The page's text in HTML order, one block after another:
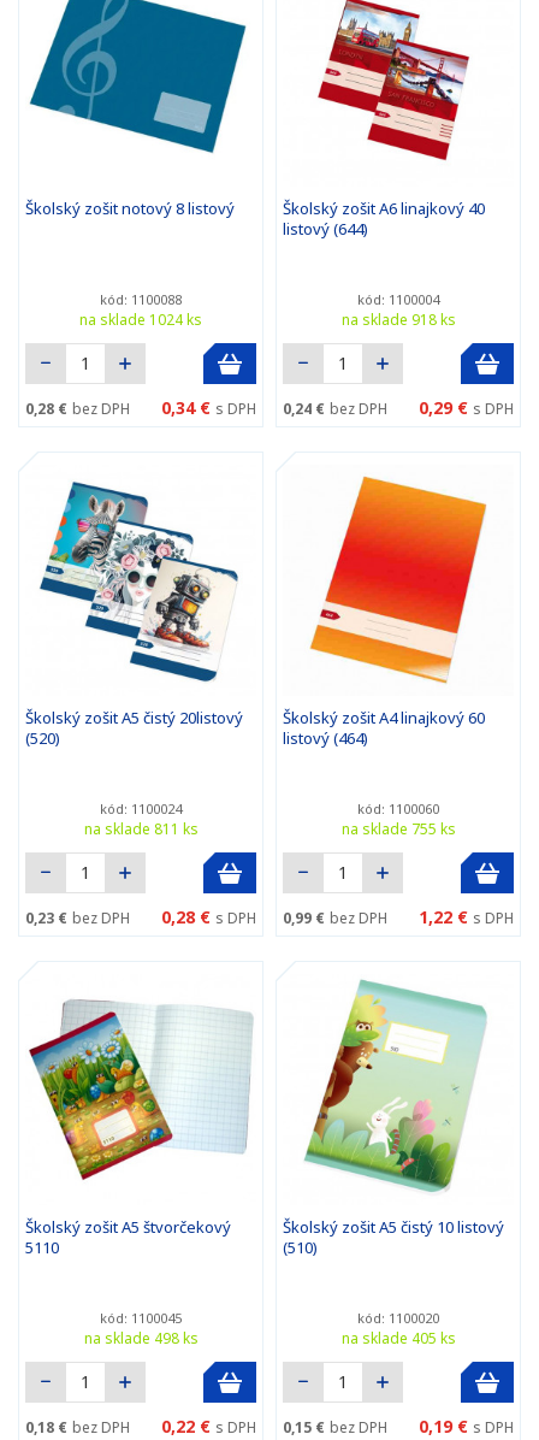
Školský zošit notový 8 listový
kód: 1100088
na sklade 1024 ks
0,28 € bez DPH 0,34 € s DPH
Školský zošit A6 linajkový 40
listový (644)
kód: 1100004
na sklade 918 ks
0,24 € bez DPH 0,29 € s DPH
Školský zošit A5 čistý 20listový
(520)
kód: 1100024
na sklade 811 ks
0,23 € bez DPH 0,28 € s DPH
Školský zošit A4 linajkový 60
listový (464)
kód: 1100060
na sklade 755 ks
0,99 € bez DPH 1,22 € s DPH
Školský zošit A5 štvorčekový
5110
kód: 1100045
na sklade 498 ks
0,18 € bez DPH 0,22 € s DPH
Školský zošit A5 čistý 10 listový
(510)
kód: 1100020
na sklade 405 ks
0,15 € bez DPH 0,19 € s DPH